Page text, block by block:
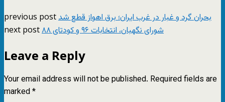
previous postبحران گرد و غبار در غرب ایران؛ برق اهواز قطع شد
next post شورای نگهبان، انتخابات ۹۶ و کودتای ۸۸
Leave a Reply
Your email address will not be published. Required fields are
marked*